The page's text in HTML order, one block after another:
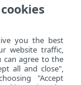
you the best
website traffic,
can agree to the
all and close",
"Accept